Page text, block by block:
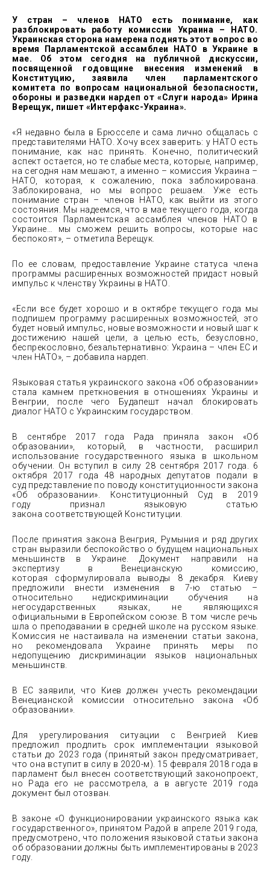
У стран – членов НАТО есть понимание, как
разблокировать работу комиссии Украина – НАТО.
Украинская сторона намерена поднять этот вопрос во
время Парламентской ассамблеи НАТО в Украине в
мае. Об этом сегодня на публичной дискуссии,
посвященной годовщине внесения изменений в
Конституцию, заявила член парламентского
комитета по вопросам национальной безопасности,
обороны и разведки нардеп от «Слуги народа» Ирина
Верещук, пишет «Интерфакс-Украина».
«Я недавно была в Брюсселе и сама лично общалась с
представителями НАТО. Хочу всех заверить: у НАТО есть
понимание, как нас принять. Конечно, политический
аспект остается, но те слабые места, которые, например,
на сегодня нам мешают, а именно – комиссия Украина –
НАТО, которая, к сожалению, пока заблокирована.
Заблокирована, но мы вопрос решаем. Уже есть
понимание стран – членов НАТО, как выйти из этого
состояния. Мы надеемся, что в мае текущего года, когда
состоится Парламентская ассамблея членов НАТО в
Украине… мы сможем решить вопросы, которые нас
беспокоят», – отметила Верещук.
По ее словам, предоставление Украине статуса члена
программы расширенных возможностей придаст новый
импульс к членству Украины в НАТО.
«Если все будет хорошо и в октябре текущего года мы
подпишем программу расширенных возможностей, это
будет новый импульс, новые возможности и новый шаг к
достижению нашей цели, а целью есть, безусловно,
беспрекословно, безальтернативно: Украина – член ЕС и
член НАТО», – добавила нардеп.
Языковая статья украинского закона «Об образовании»
стала камнем преткновения в отношениях Украины и
Венгрии, после чего Будапешт начал блокировать
диалог НАТО с Украинским государством.
В сентябре 2017 года Рада приняла закон «Об
образовании», который, в частности, расширил
использование государственного языка в школьном
обучении. Он вступил в силу 28 сентября 2017 года. 6
октября 2017 года 48 народных депутатов подали в
суд представление по поводу конституционности закона
«Об образовании». Конституционный Суд в 2019
году признал языковую статью
закона соответствующей Конституции.
После принятия закона Венгрия, Румыния и ряд других
стран выразили беспокойство о будущем национальных
меньшинств в Украине. Документ направили на
экспертизу в Венецианскую комиссию,
которая сформулировала выводы 8 декабря. Киеву
предложили внести изменения в 7-ю статью –
относительно недискриминации обучения на
негосударственных языках, не являющихся
официальными в Европейском союзе. В том числе речь
шла о преподавании в средней школе на русском языке.
Комиссия не настаивала на изменении статьи закона,
но рекомендовала Украине принять меры по
недопущению дискриминации языков национальных
меньшинств.
В ЕС заявили, что Киев должен учесть рекомендации
Венецианской комиссии относительно закона «Об
образовании».
Для урегулирования ситуации с Венгрией Киев
предложил продлить срок имплементации языковой
статьи до 2023 года (принятый закон предусматривает,
что она вступит в силу в 2020-м). 15 февраля 2018 года в
парламент был внесен соответствующий законопроект,
но Рада его не рассмотрела, а в августе 2019 года
документ был отозван.
В законе «О функционировании украинского языка как
государственного», принятом Радой в апреле 2019 года,
предусмотрено, что положения языковой статьи закона
об образовании должны быть имплементированы в 2023
году.